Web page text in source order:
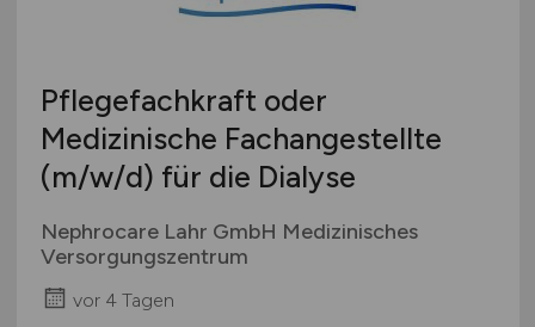
Mecklenburg-Vorpommern
Niedersachsen
Nordrhein-Westfalen
Saarland
Sachsen
Sachsen-Anhalt
Pflegefachkraft oder
Medizinische Fachangestellte
(m/w/d) für die Dialyse
Nephrocare Lahr GmbH Medizinisches
Versorgungszentrum
vor 4 Tagen